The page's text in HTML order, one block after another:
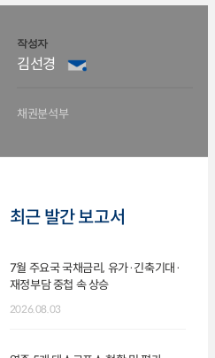
작성자
김선경
채권분석부
최근 발간 보고서
7월 주요국 국채금리, 유가·긴축기대·
재정부담 중첩 속 상승
2026.08.03